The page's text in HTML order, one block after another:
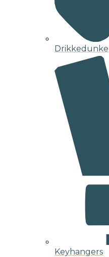
Drikkedunke
Keyhangers